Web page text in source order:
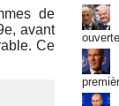
de
avant
Ce
ouverte